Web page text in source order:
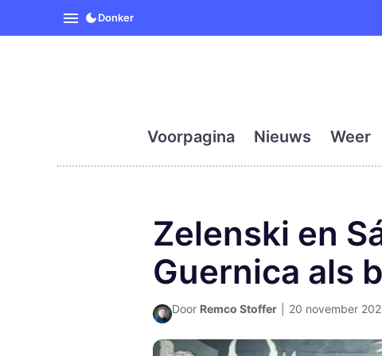
SpanjeVandaag is de
Donker
Voorpagina Nieuws Weer
Zelenski en
Guernica als
Door Remco Stoffer 20 november